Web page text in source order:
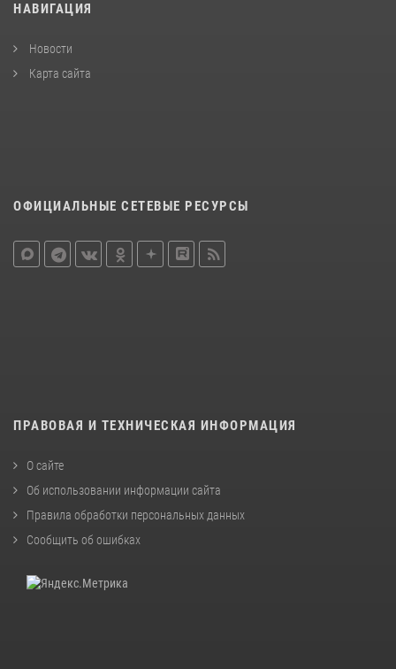
НАВИГАЦИЯ
Новости
Карта сайта
ОФИЦИАЛЬНЫЕ СЕТЕВЫЕ РЕСУРСЫ
ПРАВОВАЯ И ТЕХНИЧЕСКАЯ ИНФОРМАЦИЯ
О сайте
Об использовании информации сайта
Правила обработки персональных данных
Сообщить об ошибках